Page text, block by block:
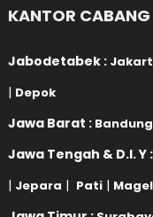
KANTOR CABANG
Jabodetabek :
| Depok
Jawa Barat : Bandung
Jawa Tengah & D.I. Y :
| Jepara | Pati |